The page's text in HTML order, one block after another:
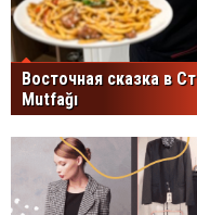
Восточная сказка в
Mutfağı